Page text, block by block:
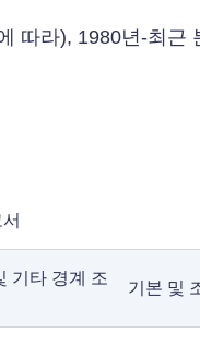
따라), 1980년-최근
기타 경계 조
기본 및